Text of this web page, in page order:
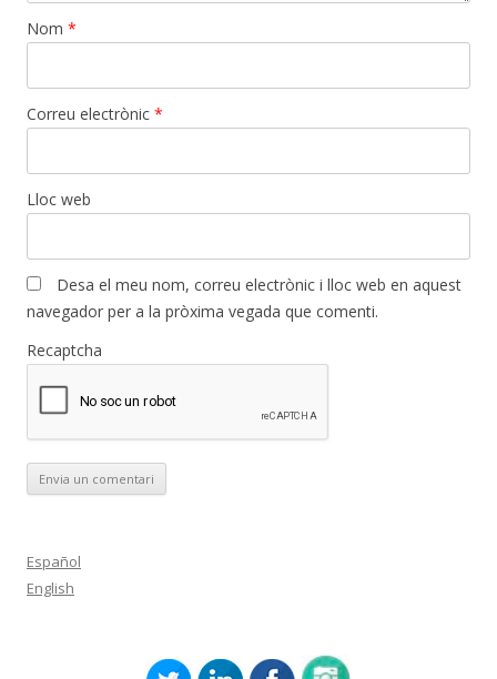
Nom *
Correu electrònic *
Lloc web
Desa el meu nom, correu electrònic i lloc web en aquest
navegador per a la pròxima vegada que comenti.
Recaptcha
Español
English